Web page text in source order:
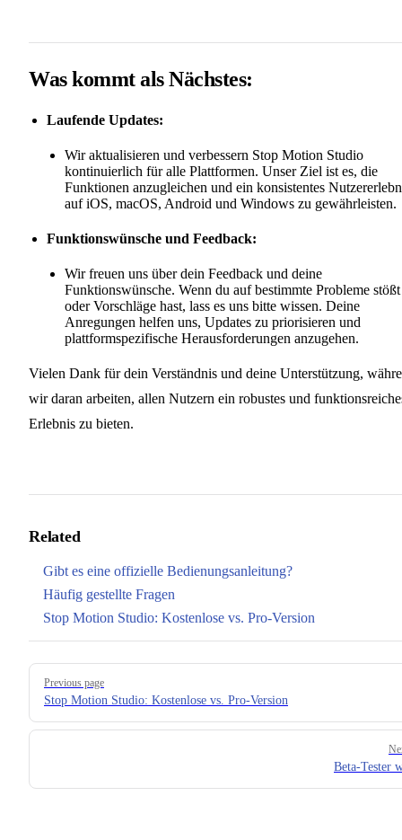
Was kommt als Nächstes:
Laufende Updates:
Wir aktualisieren und verbessern Stop Motion Studio
kontinuierlich für alle Plattformen. Unser Ziel ist es, die
Funktionen anzugleichen und ein konsistentes
auf iOS, macOS, Android und Windows zu gewährleisten.
Funktionswünsche und Feedback:
Wir freuen uns über dein Feedback und deine
Funktionswünsche. Wenn du auf bestimmte Probleme stößt
oder Vorschläge hast, lass es uns bitte wissen. Deine
Anregungen helfen uns, Updates zu priorisieren und
plattformspezifische Herausforderungen anzugehen.
Vielen Dank für dein Verständnis und deine Unterstützung,
wir daran arbeiten, allen Nutzern ein robustes und
Erlebnis zu bieten.
Related
Gibt es eine offizielle Bedienungsanleitung?
Häufig gestellte Fragen
Stop Motion Studio: Kostenlose vs. Pro-Version
Pager
Previous page
Stop Motion Studio: Kostenlose vs. Pro-Version
Beta-Tester